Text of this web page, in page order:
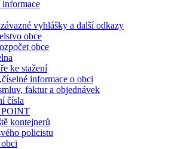
informace
vyhlášky a další odkazy
obce
obce
ke stažení
informace o obci
faktur a objednávek
čísla
kontejnerů
policistu